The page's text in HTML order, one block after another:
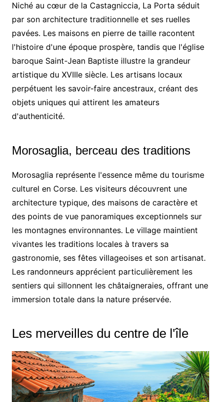
Niché au cœur de la Castagniccia, La Porta séduit
par son architecture traditionnelle et ses ruelles
pavées. Les maisons en pierre de taille racontent
l'histoire d'une époque prospère, tandis que l'église
baroque Saint-Jean Baptiste illustre la grandeur
artistique du XVIIIe siècle. Les artisans locaux
perpétuent les savoir-faire ancestraux, créant des
objets uniques qui attirent les amateurs
d'authenticité.
Morosaglia, berceau des traditions
Morosaglia représente l'essence même du tourisme
culturel en Corse. Les visiteurs découvrent une
architecture typique, des maisons de caractère et
des points de vue panoramiques exceptionnels sur
les montagnes environnantes. Le village maintient
vivantes les traditions locales à travers sa
gastronomie, ses fêtes villageoises et son artisanat.
Les randonneurs apprécient particulièrement les
sentiers qui sillonnent les châtaigneraies, offrant une
immersion totale dans la nature préservée.
Les merveilles du centre de l'île